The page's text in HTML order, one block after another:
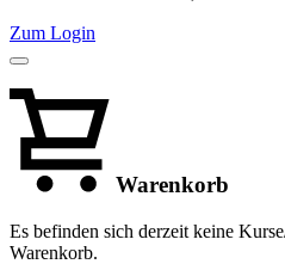
Zum Login
Warenkorb
Es befinden sich derzeit keine
Warenkorb.